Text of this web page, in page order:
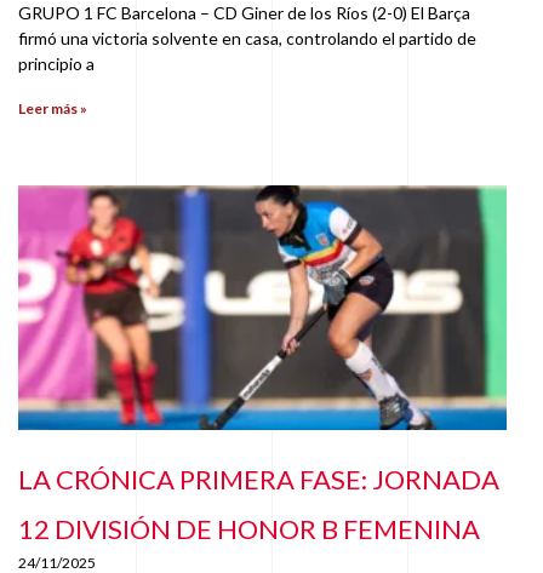
GRUPO 1 FC Barcelona – CD Giner de los Ríos (2-0) El Barça
firmó una victoria solvente en casa, controlando el partido de
principio a
Leer más »
LA CRÓNICA PRIMERA FASE: JORNADA
12 DIVISIÓN DE HONOR B FEMENINA
24/11/2025